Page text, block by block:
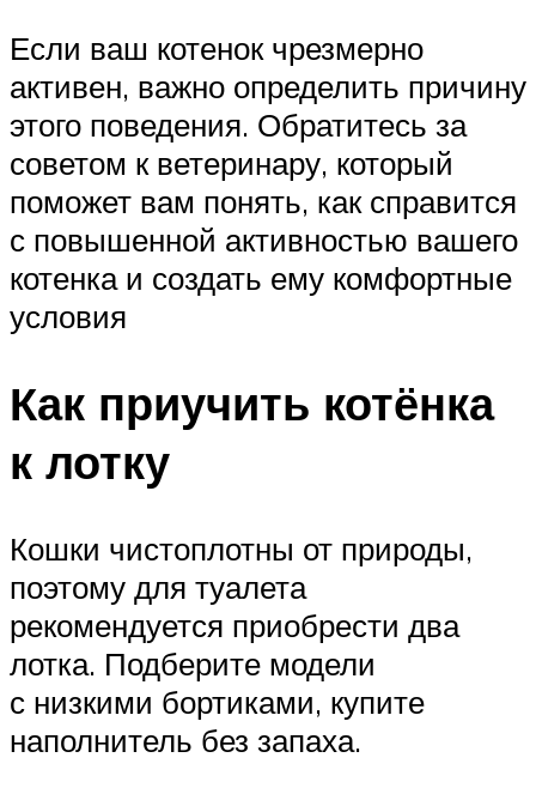
Если ваш котенок чрезмерно
активен, важно определить причину
этого поведения. Обратитесь за
советом к ветеринару, который
поможет вам понять, как справится
с повышенной активностью вашего
котенка и создать ему комфортные
условия
Как приучить котёнка
к лотку
Кошки чистоплотны от природы,
поэтому для туалета
рекомендуется приобрести два
лотка. Подберите модели
с низкими бортиками, купите
наполнитель без запаха.